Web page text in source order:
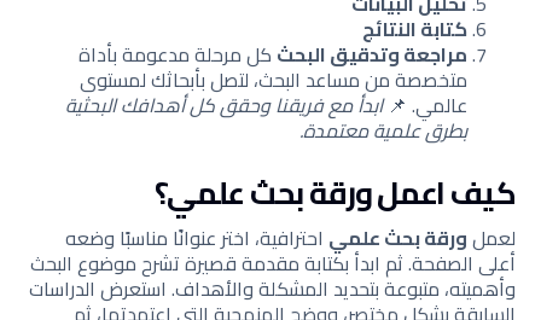
كتابة النتائج
مراجعة وتدقيق البحثكل مرحلة مدعومة بأداة
متخصصة من مساعد البحث، لتصل بأبحاثك لمستوى
عالمي. 📌ابدأ مع فريقنا وحقق كل أهدافك البحثية
بطرق علمية معتمدة.
كيف اعمل ورقة بحث علمي؟
لعملورقة بحث علمياحترافية، اختر عنوانًا مناسبًا وضعه
أعلى الصفحة. ثم ابدأ بكتابة مقدمة قصيرة تشرح موضوع البحث
وأهميته، متبوعة بتحديد المشكلة والأهداف. استعرض الدراسات